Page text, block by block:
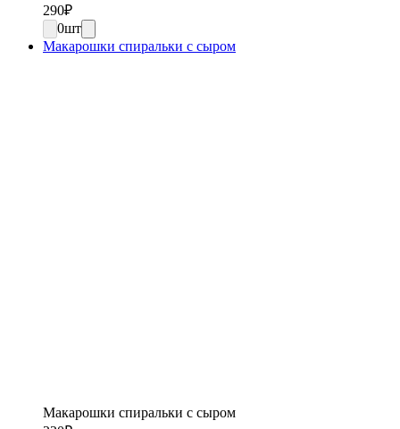
290₽
0шт
Макарошки спиральки с сыром
Макарошки спиральки с сыром